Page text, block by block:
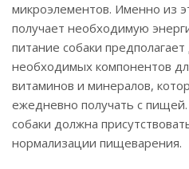
микроэлементов. Именно из
получает необходимую
питание собаки
необходимых компонентов
витаминов и минералов,
ежедневно получать с
собаки должна
нормализации пищеварения.